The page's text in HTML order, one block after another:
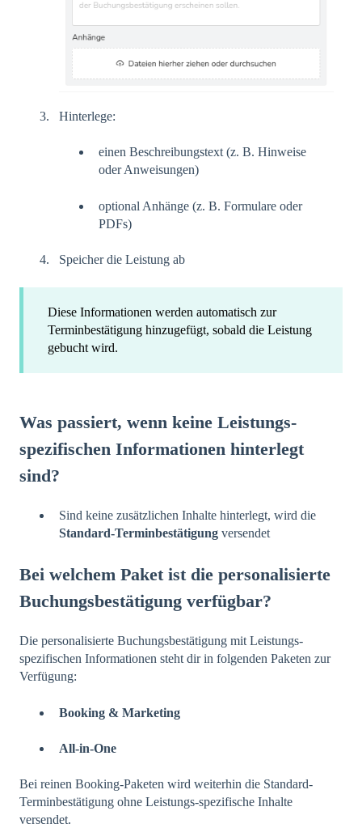
Hinterlege:
einen Beschreibungstext (z. B. Hinweise
oder Anweisungen)
optional Anhänge (z. B. Formulare oder
PDFs)
Speicher die Leistung ab
Diese Informationen werden automatisch zur
Terminbestätigung hinzugefügt, sobald die Leistung
gebucht wird.
Was passiert, wenn keine Leistungs-
spezifischen Informationen hinterlegt
sind?
Sind keine zusätzlichen Inhalte hinterlegt, wird die
Standard-Terminbestätigung versendet
Bei welchem Paket ist die personalisierte
Buchungsbestätigung verfügbar?
Die personalisierte Buchungsbestätigung mit Leistungs-
spezifischen Informationen steht dir in folgenden Paketen zur
Verfügung:
Booking & Marketing
All-in-One
Bei reinen Booking-Paketen wird weiterhin die Standard-
Terminbestätigung ohne Leistungs-spezifische Inhalte
versendet.